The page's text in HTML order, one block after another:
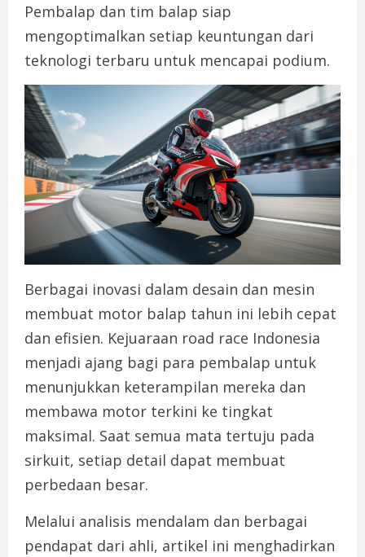
Pembalap dan tim balap siap
mengoptimalkan setiap keuntungan dari
teknologi terbaru untuk mencapai podium.
Berbagai inovasi dalam desain dan mesin
membuat motor balap tahun ini lebih cepat
dan efisien. Kejuaraan road race Indonesia
menjadi ajang bagi para pembalap untuk
menunjukkan keterampilan mereka dan
membawa motor terkini ke tingkat
maksimal. Saat semua mata tertuju pada
sirkuit, setiap detail dapat membuat
perbedaan besar.
Melalui analisis mendalam dan berbagai
pendapat dari ahli, artikel ini menghadirkan